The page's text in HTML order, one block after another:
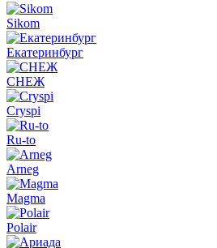
Sikom
Екатеринбург
СНЕЖ
Cryspi
Ru-to
Arneg
Magma
Polair